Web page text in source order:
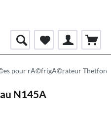
pour rÃ©frigÃ©rateur Thetford
N145A